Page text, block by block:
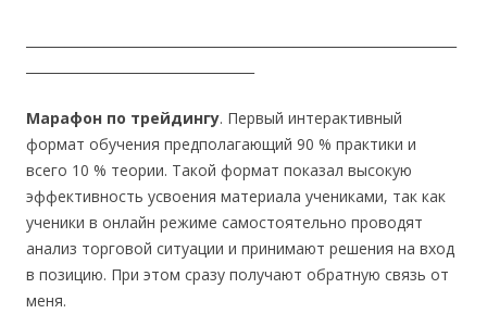
Марафон по трейдингу. Первый интерактивный
формат обучения предполагающий 90 % практики и
всего 10 % теории. Такой формат показал высокую
эффективность усвоения материала учениками, так как
ученики в онлайн режиме самостоятельно проводят
анализ торговой ситуации и принимают решения на вход
в позицию. При этом сразу получают обратную связь от
меня.